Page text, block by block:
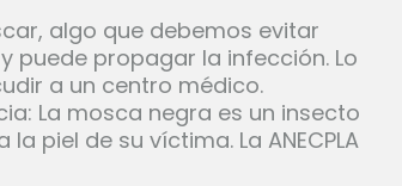
algo que debemos evitar
puede propagar la infección. Lo
a un centro médico.
La mosca negra es un insecto
piel de su víctima. La ANECPLA